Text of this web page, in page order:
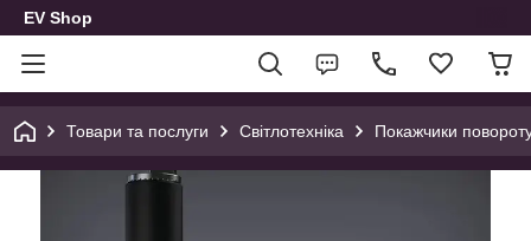
EV Shop
Товари та послуги Світлотехніка Покажчики